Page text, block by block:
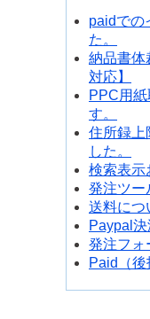
paidでの
た。
納品書体
対応】
PPC用
す。
住所録上
した。
検索表示
発注ツー
送料につ
Paypal
発注フォ
Paid（後